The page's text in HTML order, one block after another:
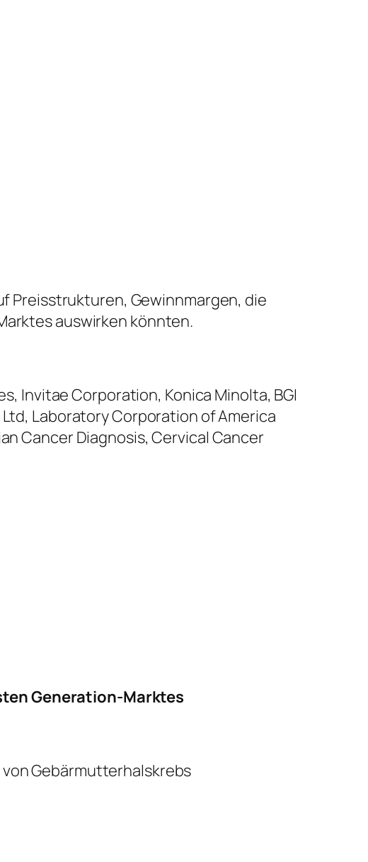
Preisstrukturen, Gewinnmargen, die
auswirken könnten.
Invitae Corporation, Konica Minolta, BGI
Ltd, Laboratory Corporation of America
Cancer Diagnosis, Cervical Cancer
Generation-Marktes
Gebärmutterhalskrebs